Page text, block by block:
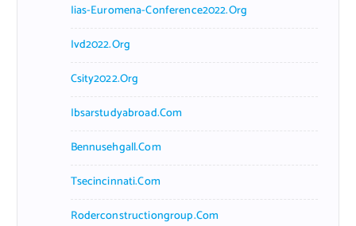
Iias-Euromena-Conference2022.org
Ivd2022.org
Csity2022.org
Ibsarstudyabroad.com
Bennusehgall.com
Tsecincinnati.com
Roderconstructiongroup.com